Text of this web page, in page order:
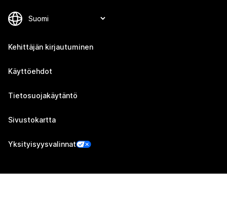
Kehittäjän kirjautuminen
Käyttöehdot
Tietosuojakäytäntö
Sivustokartta
Yksityisyysvalinnat